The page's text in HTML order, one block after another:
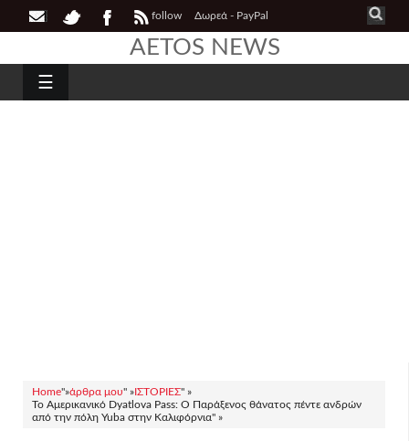
follow Δωρεά - PayPal
AETOS NEWS
☰
Home"»άρθρα μου" »ΙΣΤΟΡΙΕΣ" »
Το Αμερικανικό Dyatlova Pass: Ο Παράξενος θάνατος πέντε ανδρών
από την πόλη Yuba στην Καλιφόρνια" »